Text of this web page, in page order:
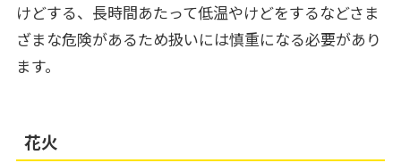
けどする、長時間あたって低温やけどをするなどさま
ざまな危険があるため扱いには慎重になる必要があり
ます。
花火